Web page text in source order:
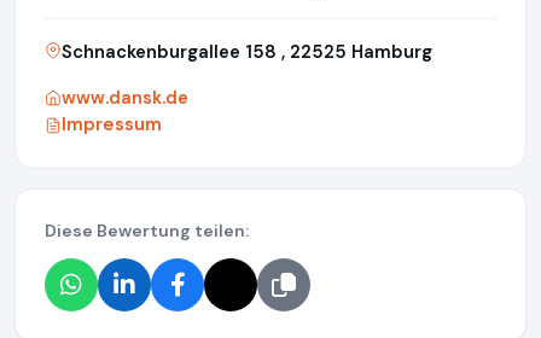
Schnackenburgallee 158 , 22525 Hamburg
www.dansk.de
Impressum
Diese Bewertung teilen: